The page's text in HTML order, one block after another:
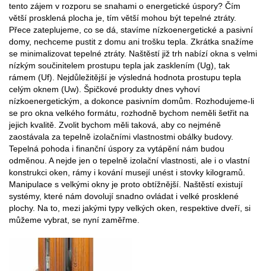
tento zájem v rozporu se snahami o energetické úspory? Čím
větší prosklená plocha je, tím větší mohou být tepelné ztráty.
Přece zateplujeme, co se dá, stavíme nízkoenergetické a pasivní
domy, nechceme pustit z domu ani trošku tepla. Zkrátka snažíme
se minimalizovat tepelné ztráty. Naštěstí již trh nabízí okna s velmi
nízkým součinitelem prostupu tepla jak zasklením (Ug), tak
rámem (Uf). Nejdůležitější je výsledná hodnota prostupu tepla
celým oknem (Uw). Špičkové produkty dnes vyhoví
nízkoenergetickým, a dokonce pasivním domům. Rozhodujeme-li
se pro okna velkého formátu, rozhodně bychom neměli šetřit na
jejich kvalitě. Zvolit bychom měli taková, aby co nejméně
zaostávala za tepelně izolačními vlastnostmi obálky budovy.
Tepelná pohoda i finanční úspory za vytápění nám budou
odměnou. A nejde jen o tepelně izolační vlastnosti, ale i o vlastní
konstrukci oken, rámy i kování musejí unést i stovky kilogramů.
Manipulace s velkými okny je proto obtížnější. Naštěstí existují
systémy, které nám dovolují snadno ovládat i velké prosklené
plochy. Na to, mezi jakými typy velkých oken, respektive dveří, si
můžeme vybrat, se nyní zaměřme.